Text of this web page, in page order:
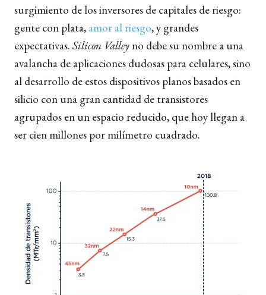
surgimiento de los inversores de capitales de riesgo:
gente con plata, amor al riesgo, y grandes
expectativas.Silicon Valley no debe su nombre a una
avalancha de aplicaciones dudosas para celulares, sino
al desarrollo de estos dispositivos planos basados en
silicio con una gran cantidad de transistores
agrupados en un espacio reducido, que hoy llegan a
ser cien millones por milímetro cuadrado.